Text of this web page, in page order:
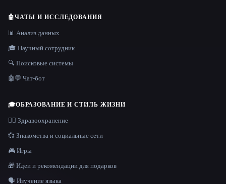
🤖ЧАТЫ И ИССЛЕДОВАНИЯ
📊 Анализ данных
🎓 Научный сотрудник
🔍 Поисковые системы
🤖💬 Чат-бот
🎓ОБРАЗОВАНИЕ И СТИЛЬ ЖИЗНИ
👩‍⚕️ Здравоохранение
💞 Знакомства и социальные сети
🎮 Игры
🎁 Идеи и рекомендации для подарков
🗣️ Изучение языка